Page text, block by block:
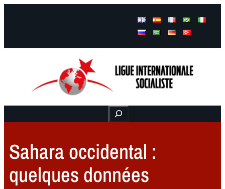
Buscar
Sahara occidental :
quelques données